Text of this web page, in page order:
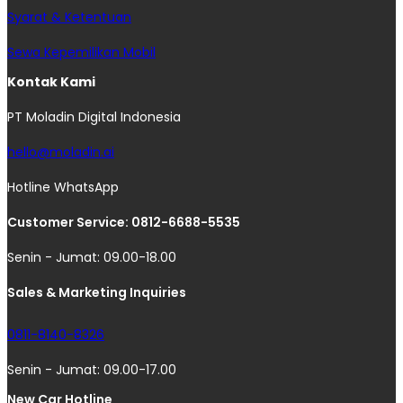
Syarat & Ketentuan
Sewa Kepemilikan Mobil
Kontak Kami
PT Moladin Digital Indonesia
hello@moladin.ai
Hotline WhatsApp
Customer Service: 0812-6688-5535
Senin - Jumat: 09.00-18.00
Sales & Marketing Inquiries
0811-8140-8326
Senin - Jumat: 09.00-17.00
New Car Hotline